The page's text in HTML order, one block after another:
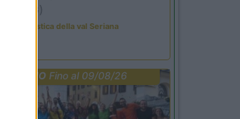
(BG)
organistica della val Seriana
PROMO Fino al 09/08/26